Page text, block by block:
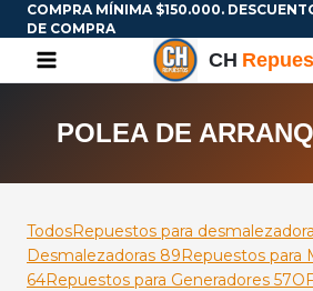
COMPRA MÍNIMA $150.000.
DE COMPRA
POLEA DE
TodosRepuestos para
Desmalezadoras 89Repuestos para
64Repuestos para Generadores 57